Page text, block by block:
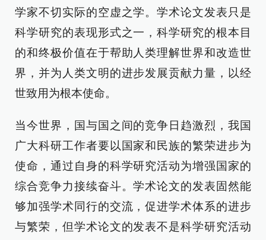
学家不切实际的空虚之学。学术论文发表只是
科学研究的表现形式之一，科学研究的根本目
的和终极价值在于帮助人类理解世界和改造世
界，并为人类文明的进步发展贡献力量，以经
世致用为根本使命。
当今世界，国与国之间的竞争日趋激烈，我国
广大科研工作者要以国家和民族的繁荣进步为
使命，通过自身的科学研究活动为增强国家的
综合竞争力接续奋斗。学术论文的发表固然能
够加强学术同行的交流，促进学术体系的进步
与繁荣，但学术论文的发表不是科学研究活动